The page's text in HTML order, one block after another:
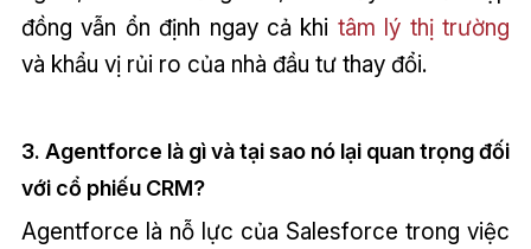
đồng vẫn ổn định ngay cả khi tâm lý thị trường
và khẩu vị rủi ro của nhà đầu tư thay đổi.
3. Agentforce là gì và tại sao nó lại quan trọng đối
với cổ phiếu CRM?
Agentforce là nỗ lực của Salesforce trong việc